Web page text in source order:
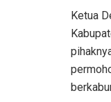
Ketua